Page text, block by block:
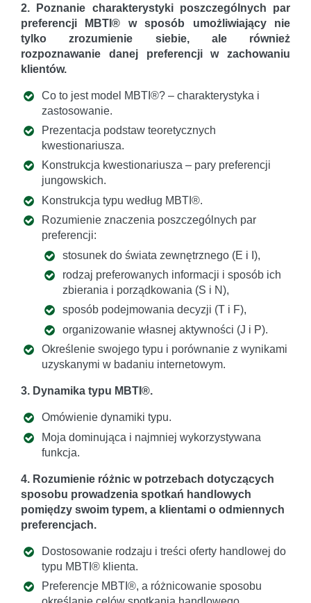
2. Poznanie charakterystyki poszczególnych par
preferencji MBTI® w sposób umożliwiający nie
tylko zrozumienie siebie, ale również
rozpoznawanie danej preferencji w zachowaniu
klientów.
Co to jest model MBTI®? – charakterystyka i
zastosowanie.
Prezentacja podstaw teoretycznych
kwestionariusza.
Konstrukcja kwestionariusza – pary preferencji
jungowskich.
Konstrukcja typu według MBTI®.
Rozumienie znaczenia poszczególnych par
preferencji:
stosunek do świata zewnętrznego (E i I),
rodzaj preferowanych informacji i sposób ich
zbierania i porządkowania (S i N),
sposób podejmowania decyzji (T i F),
organizowanie własnej aktywności (J i P).
Określenie swojego typu i porównanie z wynikami
uzyskanymi w badaniu internetowym.
3. Dynamika typu MBTI®.
Omówienie dynamiki typu.
Moja dominująca i najmniej wykorzystywana
funkcja.
4. Rozumienie różnic w potrzebach dotyczących
sposobu prowadzenia spotkań handlowych
pomiędzy swoim typem, a klientami o odmiennych
preferencjach.
Dostosowanie rodzaju i treści oferty handlowej do
typu MBTI® klienta.
Preferencje MBTI®, a różnicowanie sposobu